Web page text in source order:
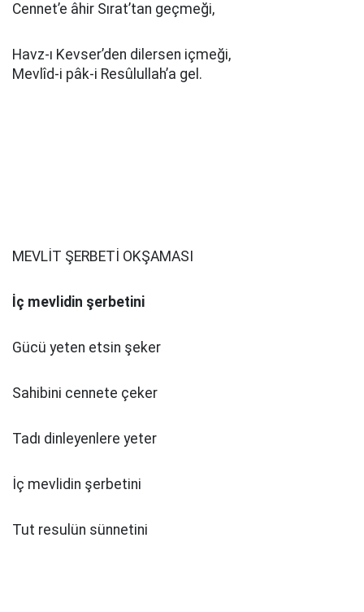
Cennet’e âhir Sırat’tan geçmeği,
Havz-ı Kevser’den dilersen içmeği,
Mevlîd-i pâk-i Resûlullah’a gel.
MEVLİT ŞERBETİ OKŞAMASI
İç mevlidin şerbetini
Gücü yeten etsin şeker
Sahibini cennete çeker
Tadı dinleyenlere yeter
İç mevlidin şerbetini
Tut resulün sünnetini